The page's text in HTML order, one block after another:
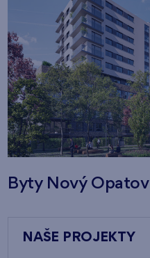
Byty Nový Opatov
NAŠE PROJEKTY